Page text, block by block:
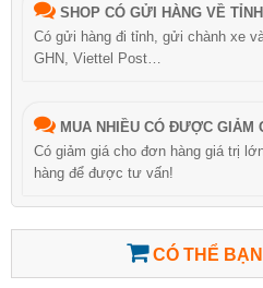
SHOP CÓ GỬI HÀNG VỀ
Có gửi hàng đi tỉnh, gửi chành xe
GHN, Viettel Post…
MUA NHIỀU CÓ ĐƯỢC GIẢM
Có giảm giá cho đơn hàng giá trị
hàng để được tư vấn!
CÓ THỂ